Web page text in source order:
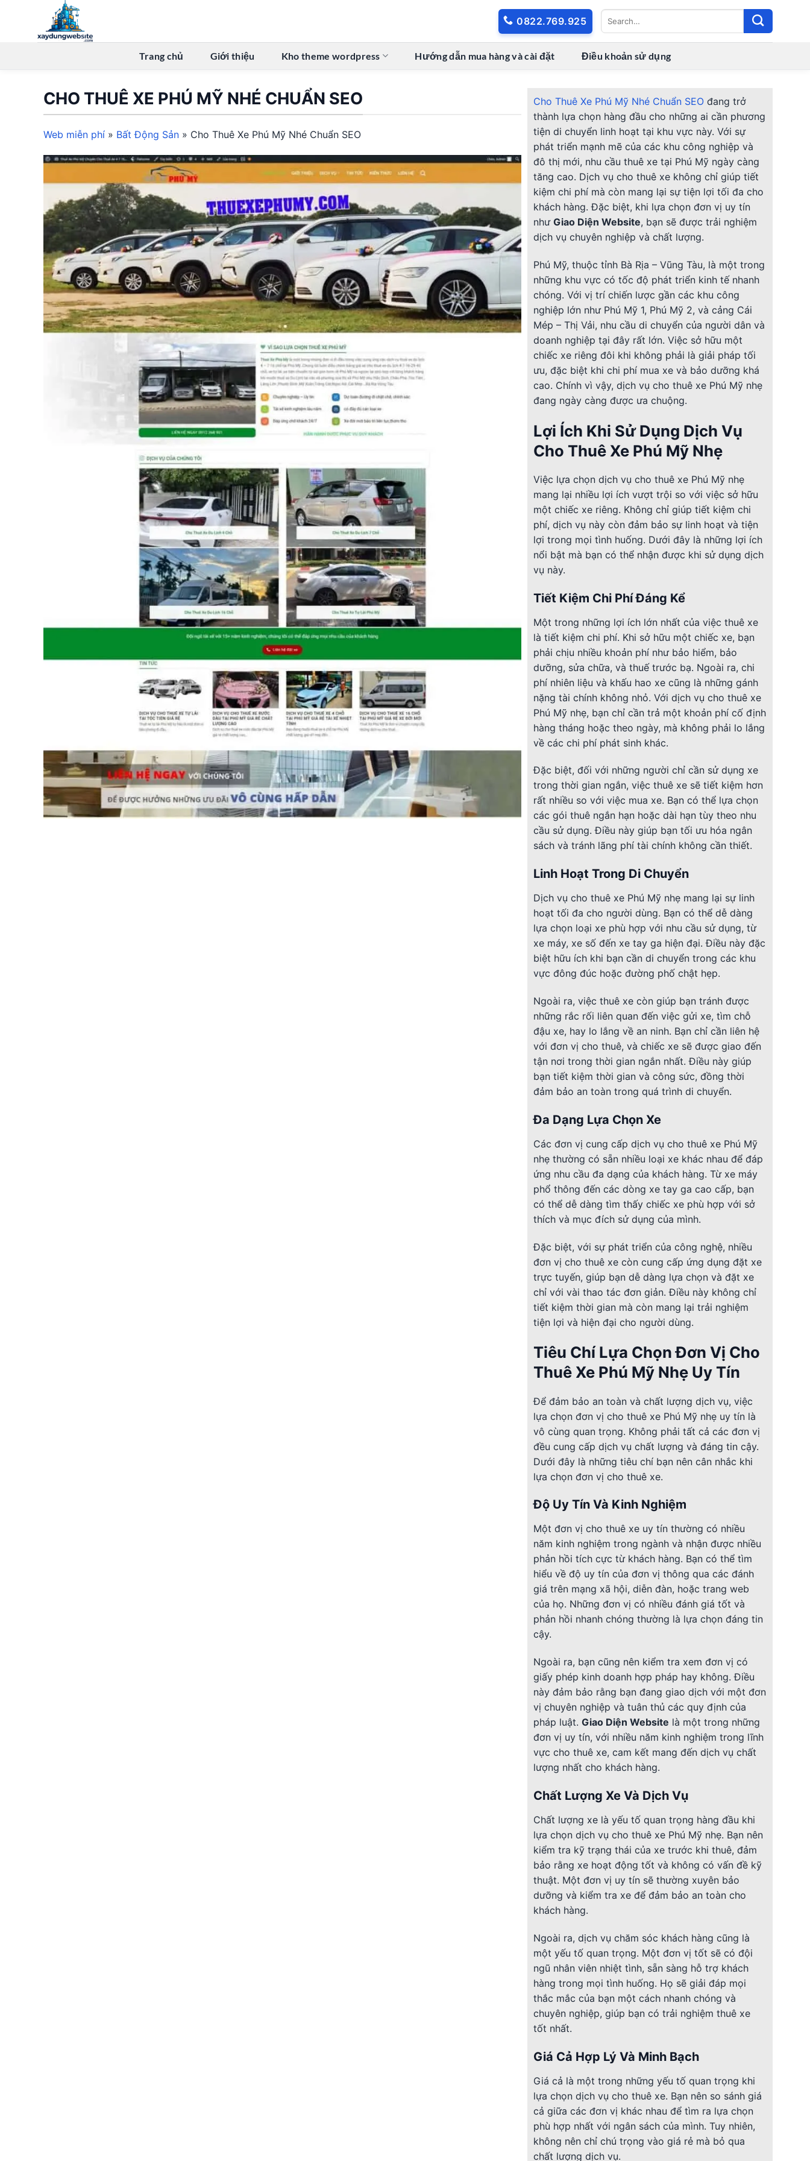
0822.769.925
Trang chủ Giới thiệu Kho theme wordpress Hướng dẫn mua hàng và cài đặt Điều khoản sử dụng
CHO THUÊ XE PHÚ MỸ NHÉ CHUẨN SEO
Web miễn phí » Bất Động Sản » Cho Thuê Xe Phú Mỹ Nhé Chuẩn SEO
Cho Thuê Xe Phú Mỹ Nhé Chuẩn SEO đang trở
thành lựa chọn hàng đầu cho những ai cần phương
tiện di chuyển linh hoạt tại khu vực này. Với sự
phát triển mạnh mẽ của các khu công nghiệp và
đô thị mới, nhu cầu thuê xe tại Phú Mỹ ngày càng
tăng cao. Dịch vụ cho thuê xe không chỉ giúp tiết
kiệm chi phí mà còn mang lại sự tiện lợi tối đa cho
khách hàng. Đặc biệt, khi lựa chọn đơn vị uy tín
nhưGiao Diện Website, bạn sẽ được trải nghiệm
dịch vụ chuyên nghiệp và chất lượng.
Phú Mỹ, thuộc tỉnh Bà Rịa – Vũng Tàu, là một trong
những khu vực có tốc độ phát triển kinh tế nhanh
chóng. Với vị trí chiến lược gần các khu công
nghiệp lớn như Phú Mỹ 1, Phú Mỹ 2, và cảng Cái
Mép – Thị Vải, nhu cầu di chuyển của người dân và
doanh nghiệp tại đây rất lớn. Việc sở hữu một
chiếc xe riêng đôi khi không phải là giải pháp tối
ưu, đặc biệt khi chi phí mua xe và bảo dưỡng khá
cao. Chính vì vậy, dịch vụ cho thuê xe Phú Mỹ nhẹ
đang ngày càng được ưa chuộng.
Lợi Ích Khi Sử Dụng Dịch Vụ
Cho Thuê Xe Phú Mỹ Nhẹ
Việc lựa chọn dịch vụ cho thuê xe Phú Mỹ nhẹ
mang lại nhiều lợi ích vượt trội so với việc sở hữu
một chiếc xe riêng. Không chỉ giúp tiết kiệm chi
phí, dịch vụ này còn đảm bảo sự linh hoạt và tiện
lợi trong mọi tình huống. Dưới đây là những lợi ích
nổi bật mà bạn có thể nhận được khi sử dụng dịch
vụ này.
Tiết Kiệm Chi Phí Đáng Kể
Một trong những lợi ích lớn nhất của việc thuê xe
là tiết kiệm chi phí. Khi sở hữu một chiếc xe, bạn
phải chịu nhiều khoản phí như bảo hiểm, bảo
dưỡng, sửa chữa, và thuế trước bạ. Ngoài ra, chi
phí nhiên liệu và khấu hao xe cũng là những gánh
nặng tài chính không nhỏ. Với dịch vụ cho thuê xe
Phú Mỹ nhẹ, bạn chỉ cần trả một khoản phí cố định
hàng tháng hoặc theo ngày, mà không phải lo lắng
về các chi phí phát sinh khác.
Đặc biệt, đối với những người chỉ cần sử dụng xe
trong thời gian ngắn, việc thuê xe sẽ tiết kiệm hơn
rất nhiều so với việc mua xe. Bạn có thể lựa chọn
các gói thuê ngắn hạn hoặc dài hạn tùy theo nhu
cầu sử dụng. Điều này giúp bạn tối ưu hóa ngân
sách và tránh lãng phí tài chính không cần thiết.
Linh Hoạt Trong Di Chuyển
Dịch vụ cho thuê xe Phú Mỹ nhẹ mang lại sự linh
hoạt tối đa cho người dùng. Bạn có thể dễ dàng
lựa chọn loại xe phù hợp với nhu cầu sử dụng, từ
xe máy, xe số đến xe tay ga hiện đại. Điều này đặc
biệt hữu ích khi bạn cần di chuyển trong các khu
vực đông đúc hoặc đường phố chật hẹp.
Ngoài ra, việc thuê xe còn giúp bạn tránh được
những rắc rối liên quan đến việc gửi xe, tìm chỗ
đậu xe, hay lo lắng về an ninh. Bạn chỉ cần liên hệ
với đơn vị cho thuê, và chiếc xe sẽ được giao đến
tận nơi trong thời gian ngắn nhất. Điều này giúp
bạn tiết kiệm thời gian và công sức, đồng thời
đảm bảo an toàn trong quá trình di chuyển.
Đa Dạng Lựa Chọn Xe
Các đơn vị cung cấp dịch vụ cho thuê xe Phú Mỹ
nhẹ thường có sẵn nhiều loại xe khác nhau để đáp
ứng nhu cầu đa dạng của khách hàng. Từ xe máy
phổ thông đến các dòng xe tay ga cao cấp, bạn
có thể dễ dàng tìm thấy chiếc xe phù hợp với sở
thích và mục đích sử dụng của mình.
Đặc biệt, với sự phát triển của công nghệ, nhiều
đơn vị cho thuê xe còn cung cấp ứng dụng đặt xe
trực tuyến, giúp bạn dễ dàng lựa chọn và đặt xe
chỉ với vài thao tác đơn giản. Điều này không chỉ
tiết kiệm thời gian mà còn mang lại trải nghiệm
tiện lợi và hiện đại cho người dùng.
Tiêu Chí Lựa Chọn Đơn Vị Cho
Thuê Xe Phú Mỹ Nhẹ Uy Tín
Để đảm bảo an toàn và chất lượng dịch vụ, việc
lựa chọn đơn vị cho thuê xe Phú Mỹ nhẹ uy tín là
vô cùng quan trọng. Không phải tất cả các đơn vị
đều cung cấp dịch vụ chất lượng và đáng tin cậy.
Dưới đây là những tiêu chí bạn nên cân nhắc khi
lựa chọn đơn vị cho thuê xe.
Độ Uy Tín Và Kinh Nghiệm
Một đơn vị cho thuê xe uy tín thường có nhiều
năm kinh nghiệm trong ngành và nhận được nhiều
phản hồi tích cực từ khách hàng. Bạn có thể tìm
hiểu về độ uy tín của đơn vị thông qua các đánh
giá trên mạng xã hội, diễn đàn, hoặc trang web
của họ. Những đơn vị có nhiều đánh giá tốt và
phản hồi nhanh chóng thường là lựa chọn đáng tin
cậy.
Ngoài ra, bạn cũng nên kiểm tra xem đơn vị có
giấy phép kinh doanh hợp pháp hay không. Điều
này đảm bảo rằng bạn đang giao dịch với một đơn
vị chuyên nghiệp và tuân thủ các quy định của
pháp luật.Giao Diện Website là một trong những
đơn vị uy tín, với nhiều năm kinh nghiệm trong lĩnh
vực cho thuê xe, cam kết mang đến dịch vụ chất
lượng nhất cho khách hàng.
Chất Lượng Xe Và Dịch Vụ
Chất lượng xe là yếu tố quan trọng hàng đầu khi
lựa chọn dịch vụ cho thuê xe Phú Mỹ nhẹ. Bạn nên
kiểm tra kỹ trạng thái của xe trước khi thuê, đảm
bảo rằng xe hoạt động tốt và không có vấn đề kỹ
thuật. Một đơn vị uy tín sẽ thường xuyên bảo
dưỡng và kiểm tra xe để đảm bảo an toàn cho
khách hàng.
Ngoài ra, dịch vụ chăm sóc khách hàng cũng là
một yếu tố quan trọng. Một đơn vị tốt sẽ có đội
ngũ nhân viên nhiệt tình, sẵn sàng hỗ trợ khách
hàng trong mọi tình huống. Họ sẽ giải đáp mọi
thắc mắc của bạn một cách nhanh chóng và
chuyên nghiệp, giúp bạn có trải nghiệm thuê xe
tốt nhất.
Giá Cả Hợp Lý Và Minh Bạch
Giá cả là một trong những yếu tố quan trọng khi
lựa chọn dịch vụ cho thuê xe. Bạn nên so sánh giá
cả giữa các đơn vị khác nhau để tìm ra lựa chọn
phù hợp nhất với ngân sách của mình. Tuy nhiên,
không nên chỉ chú trọng vào giá rẻ mà bỏ qua
chất lượng dịch vụ.